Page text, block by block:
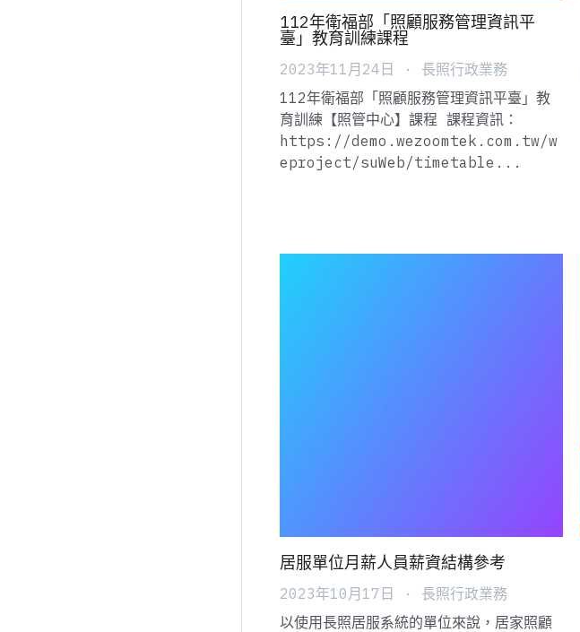
112年衛福部「照顧服務管理資訊平
臺」教育訓練課程
2023年11月24日 · 長照行政業務
112年衛福部「照顧服務管理資訊平臺」教
育訓練【照管中心】課程 課程資訊：
https://demo.wezoomtek.com.tw/w
eproject/suWeb/timetable...
居服單位月薪人員薪資結構參考
2023年10月17日 · 長照行政業務
以使用長照居服系統的單位來說，居家照顧